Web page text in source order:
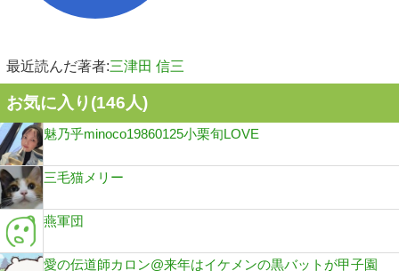
最近読んだ著者:三津田 信三
お気に入り(146人)
魅乃乎minoco19860125小栗旬LOVE
三毛猫メリー
燕軍団
愛の伝道師カロン@来年はイケメンの黒バットが甲子園